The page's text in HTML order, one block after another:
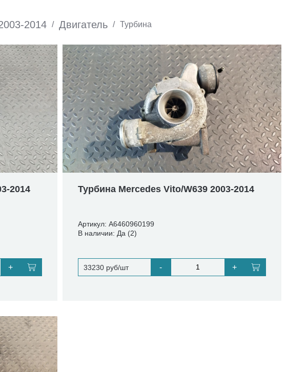
2014 / Двигатель / Турбина
2014
+
Турбина Mercedes Vito/W639 2003-2014
Артикул: A6460960199
В наличии: Да (2)
33230 руб/шт - +